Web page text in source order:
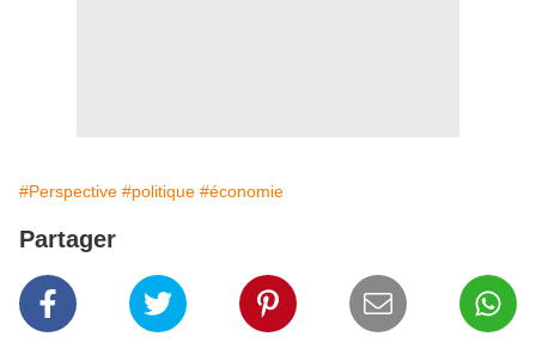
#Perspective #politique #économie
Partager